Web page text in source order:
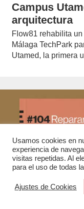
Campus
arquitectura
Flow81 rehabilita
Málaga TechPark
Utamed, la primera
Usamos cookies en
experiencia de
visitas repetidas. Al
para el uso de todas
Ajustes de Cookies